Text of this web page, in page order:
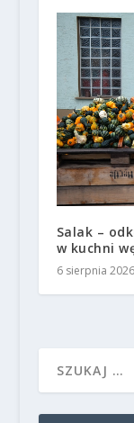
Salak –
w kuchni
6 sierpnia 2026